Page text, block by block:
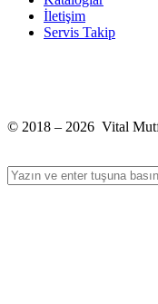
İletişim
Servis Takip
© 2018 – 2026 Vital